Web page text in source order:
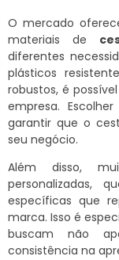
O mercado
materiais de
diferentes
plásticos
robustos, é
empresa.
garantir que o
seu negócio.
Além disso,
personalizadas,
específicas que
marca. Isso é
buscam não
consistência na